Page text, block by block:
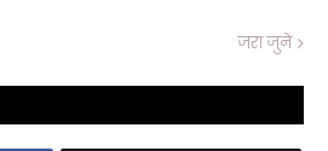
जरा जुने